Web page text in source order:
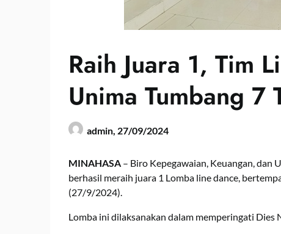
Raih Juara 1, Tim
Unima Tumbang 7
admin, 27/09/2024
MINAHASA – Biro Kepegawaian, Keuangan, dan
berhasil meraih juara 1 Lomba line dance,
(27/9/2024).
Lomba ini dilaksanakan dalam memperingati Dies